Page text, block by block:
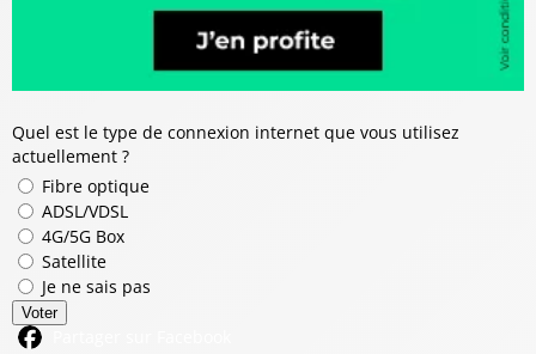
Quel est le type de connexion internet que vous utilisez
actuellement ?
Fibre optique
ADSL/VDSL
4G/5G Box
Satellite
Je ne sais pas
Voter